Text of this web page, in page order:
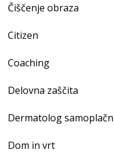
Čiščenje obraza
Citizen
Coaching
Delovna zaščita
Dermatolog
Dom in vrt